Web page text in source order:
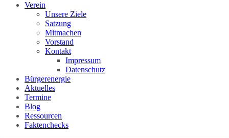
Verein
Unsere Ziele
Satzung
Mitmachen
Vorstand
Kontakt
Impressum
Datenschutz
Bürgerenergie
Aktuelles
Termine
Blog
Ressourcen
Faktenchecks